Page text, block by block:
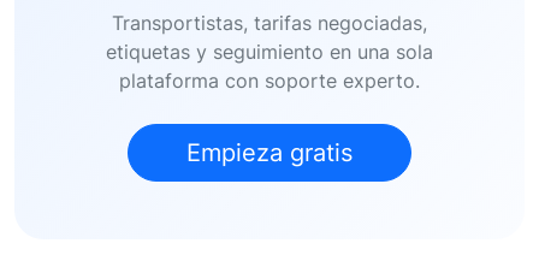
Transportistas, tarifas negociadas,
etiquetas y seguimiento en una sola
plataforma con soporte experto.
Empieza gratis